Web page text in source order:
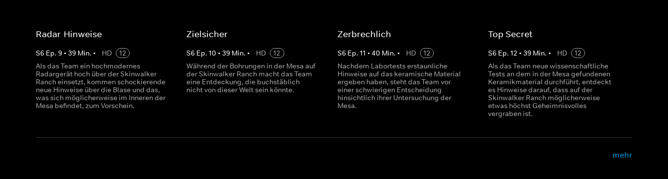
Radar-Hinweise
S6 Ep. 9 • 39 Min. • HD
12
Als das Team ein hochmodernes
Radargerät hoch über der Skinwalker
Ranch einsetzt, kommen schockierende
neue Hinweise über die Blase und das,
was sich möglicherweise im Inneren der
Mesa befindet, zum Vorschein.
Zielsicher
S6 Ep.10 •39 Min. • HD
12
Während der Bohrungen in der Mesa auf
der Skinwalker Ranch macht das Team
eine Entdeckung, die buchstäblich
nicht von dieser Welt sein könnte.
Zerbrechlich
S6 Ep. 11 • 40 Min. • HD
12
Nachdem Labortests erstaunliche
Hinweise auf das keramische Material
ergeben haben, steht das Team vor
einer schwierigen Entscheidung
hinsichtlich ihrer Untersuchung der
Mesa.
Top Secret
S6 Ep. 12 • 39Min. • HD
12
Als das Team neue wissenschaftliche
Tests an dem in der Mesa gefundenen
Keramikmaterial durchführt, entdeckt
es Hinweise darauf, dass auf der
Skinwalker Ranch möglicherweise
etwas höchst Geheimnisvolles
vergraben ist.
mehr